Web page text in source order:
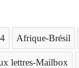
Afrique-Brésil
lettres-Mailbox